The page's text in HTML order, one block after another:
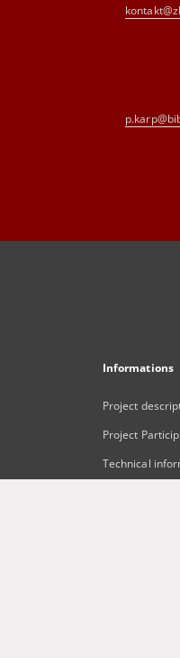
Informations
Project
Project
Technical